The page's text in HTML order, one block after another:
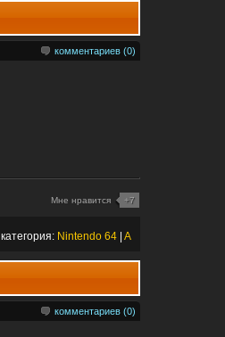
комментариев (0)
Мне нравится +7
категория: Nintendo 64 A
комментариев (0)